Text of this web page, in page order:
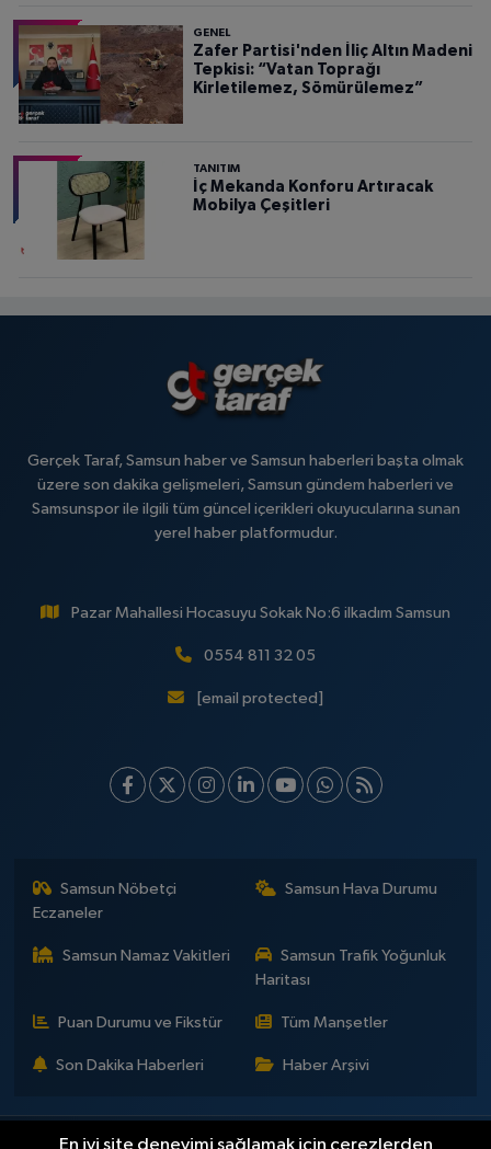
GENEL
Zafer Partisi'nden İliç Altın Madeni
Tepkisi: “Vatan Toprağı
Kirletilemez, Sömürülemez”
TANITIM
İç Mekanda Konforu Artıracak
Mobilya Çeşitleri
Gerçek Taraf, Samsun haber ve Samsun haberleri başta olmak
üzere son dakika gelişmeleri, Samsun gündem haberleri ve
Samsunspor ile ilgili tüm güncel içerikleri okuyucularına sunan
yerel haber platformudur.
Pazar Mahallesi Hocasuyu Sokak No:6 ilkadım Samsun
0554 811 32 05
[email protected]
Samsun Nöbetçi
Eczaneler
Samsun Hava Durumu
Samsun Namaz Vakitleri
Samsun Trafik Yoğunluk
Haritası
Puan Durumu ve Fikstür Tüm Manşetler
Son Dakika Haberleri Haber Arşivi
En iyi site deneyimi sağlamak için çerezlerden